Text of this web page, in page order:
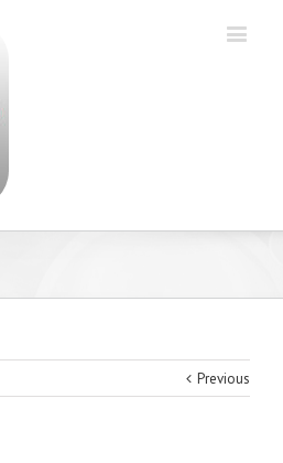
Previous